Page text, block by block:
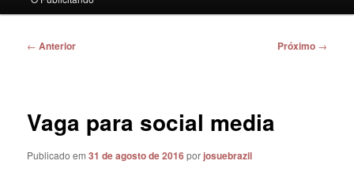
Navegação
← Anterior Próximo →
Vaga para social media
Publicado em31 de agosto de 2016porjosuebrazil